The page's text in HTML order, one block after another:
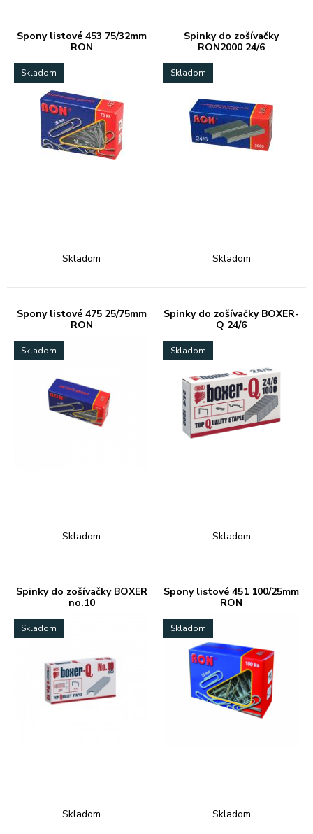
Spony listové 453 75/32mm
RON
Skladom
Skladom
Spinky do zošívačky
RON2000 24/6
Skladom
Skladom
Spony listové 475 25/75mm
RON
Skladom
Skladom
Spinky do zošívačky BOXER-
Q 24/6
Skladom
Skladom
Spinky do zošívačky BOXER
no.10
Skladom
Skladom
Spony listové 451 100/25mm
RON
Skladom
Skladom